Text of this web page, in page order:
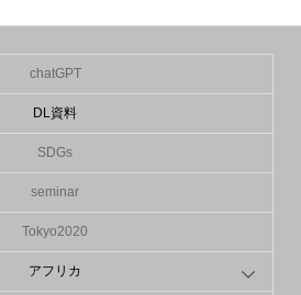
chatGPT
DL資料
SDGs
seminar
Tokyo2020
アフリカ